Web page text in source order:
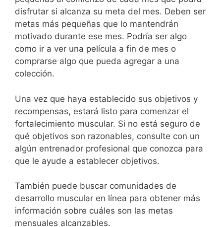
disfrutar si alcanza su meta del mes. Deben ser
metas más pequeñas que lo mantendrán
motivado durante ese mes. Podría ser algo
como ir a ver una película a fin de mes o
comprarse algo que pueda agregar a una
colección.
Una vez que haya establecido sus objetivos y
recompensas, estará listo para comenzar el
fortalecimiento muscular. Si no está seguro de
qué objetivos son razonables, consulte con un
algún entrenador profesional que conozca para
que le ayude a establecer objetivos.
También puede buscar comunidades de
desarrollo muscular en línea para obtener más
información sobre cuáles son las metas
mensuales alcanzables.